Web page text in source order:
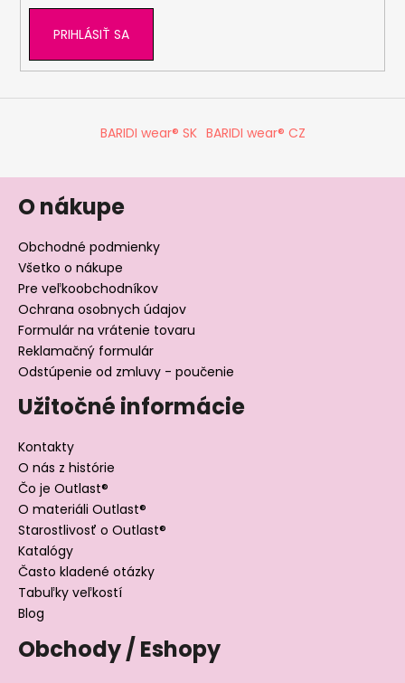
p
u
PRIHLÁSIŤ SA
BARIDI wear® SK BARIDI wear® CZ
O nákupe
Obchodné podmienky
Všetko o nákupe
Pre veľkoobchodníkov
Ochrana osobnych údajov
Formulár na vrátenie tovaru
Reklamačný formulár
Odstúpenie od zmluvy - poučenie
Užitočné informácie
Kontakty
O nás z histórie
Čo je Outlast®
O materiáli Outlast®
Starostlivosť o Outlast®
Katalógy
Často kladené otázky
Tabuľky veľkostí
Blog
Obchody / Eshopy